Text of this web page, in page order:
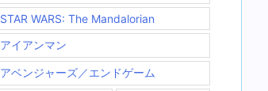
STAR WARS: The Mandalorian
アイアンマン
アベンジャーズ／エンドゲーム